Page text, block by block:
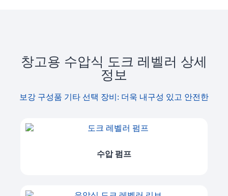
창고용 수압식 도크 레벨러 상세
정보
보강 구성품 기타 선택 장비: 더욱 내구성 있고 안전한
수압 펌프